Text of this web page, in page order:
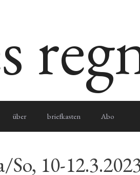
über briefkasten Abo
So, 10-